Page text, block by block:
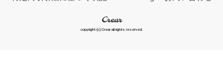
Crear
copyright (c) Crear all rights reserved.